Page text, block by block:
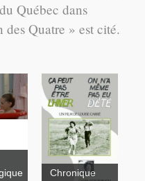
Québec dans
Quatre » est cité.
Chronique